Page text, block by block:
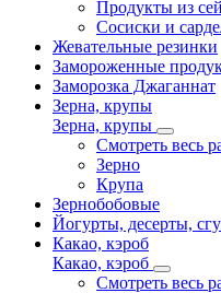
Продукты из
Сосиски и
Жевательные резинки
Замороженные
Заморозка Джаганнат
Зерна, крупы
Зерна, крупы
Смотреть весь
Зерно
Крупа
Зернобобовые
Йогурты, десерты,
Какао, кэроб
Какао, кэроб
Смотреть весь